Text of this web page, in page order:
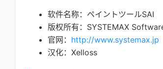
软件名称：ペイントツールSAI
版权所有：SYSTEMAX
官网： http://www.systemax.jp
汉化：Xelloss